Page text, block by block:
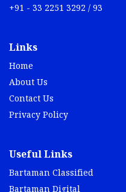
+91 - 33 2251 3292 / 93
Links
Home
About Us
Contact Us
Privacy Policy
Useful Links
Bartaman Classified